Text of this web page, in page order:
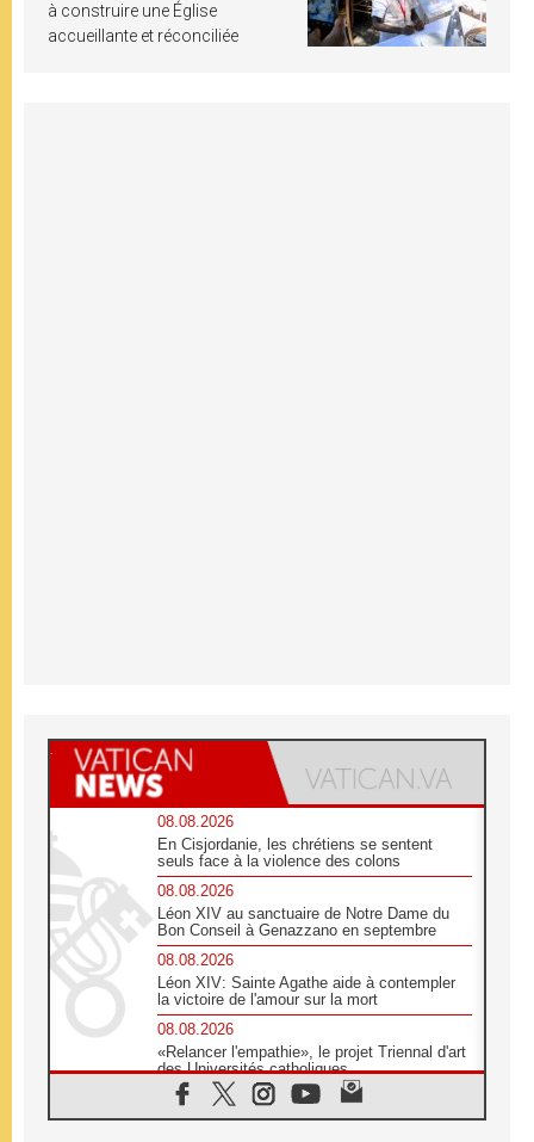
à construire une Église
accueillante et réconciliée
08.08.2026
En Cisjordanie, les chrétiens se sentent
seuls face à la violence des colons
08.08.2026
Léon XIV au sanctuaire de Notre Dame du
Bon Conseil à Genazzano en septembre
08.08.2026
Léon XIV: Sainte Agathe aide à contempler
la victoire de l'amour sur la mort
08.08.2026
«Relancer l'empathie», le projet Triennal d'art
des Universités catholiques
08.08.2026
Signis 2026, donner la parole aux religieuses